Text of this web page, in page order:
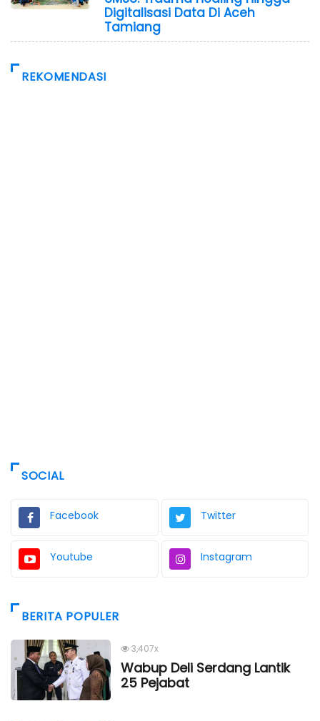
Digitalisasi Data Di Aceh
Tamiang
REKOMENDASI
SOCIAL
Facebook Twitter
Youtube Instagram
BERITA POPULER
3,407x
Wabup Deli Serdang Lantik
25 Pejabat